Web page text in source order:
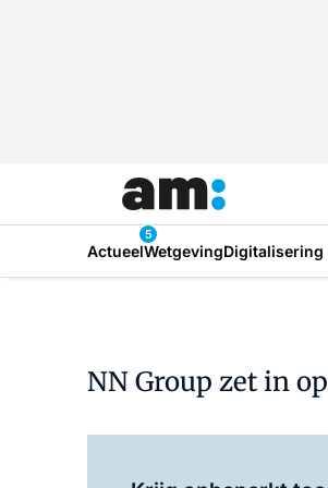
Actueel
5
WetgevingDigitalisering
NN Group zet in